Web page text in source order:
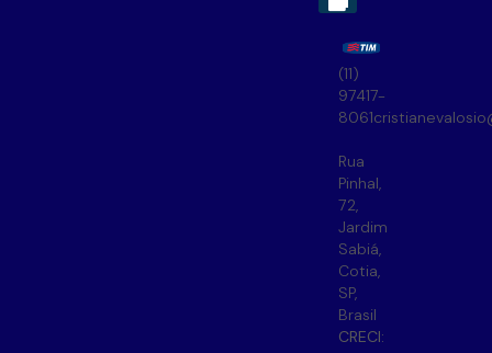
(11)
97417-
8061
Rua
Pinhal,
72,
Jardim
Sabiá,
Cotia,
SP,
Brasil
CRECI: